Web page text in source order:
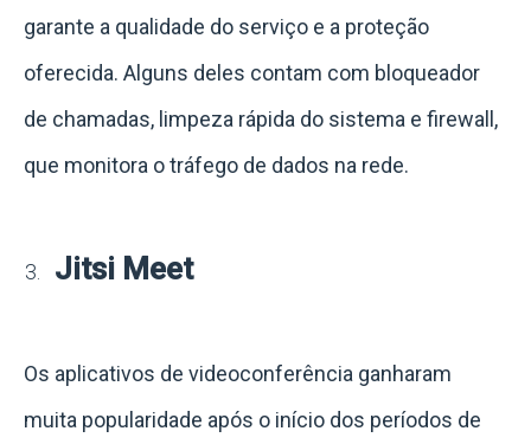
garante a qualidade do serviço e a proteção
oferecida. Alguns deles contam com bloqueador
de chamadas, limpeza rápida do sistema e firewall,
que monitora o tráfego de dados na rede.
Jitsi Meet
Os aplicativos de videoconferência ganharam
muita popularidade após o início dos períodos de